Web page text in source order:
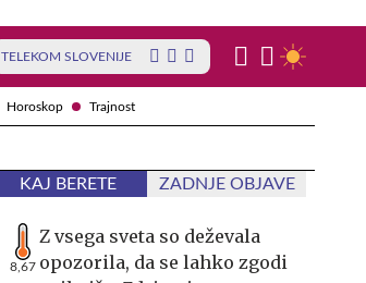
Horoskop Trajnost
TELEKOM SLOVENIJE
KAJ BERETE ZADNJE OBJAVE
8,67
Z vsega sveta so deževala
opozorila, da se lahko zgodi